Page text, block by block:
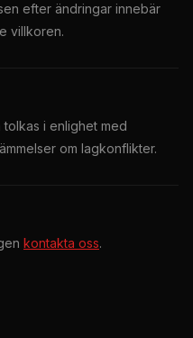
efter ändringar innebär
villkoren.
i enlighet med
om lagkonflikter.
kontakta oss.